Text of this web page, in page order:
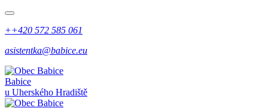
++420 572 585 061
asistentka@babice.eu
Babice
u Uherského Hradiště